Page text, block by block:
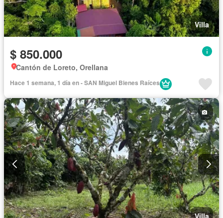
Villa
$ 850.000
Cantón de Loreto, Orellana
Hace 1 semana, 1 día en - SAN Miguel Bienes Raíces
Villa